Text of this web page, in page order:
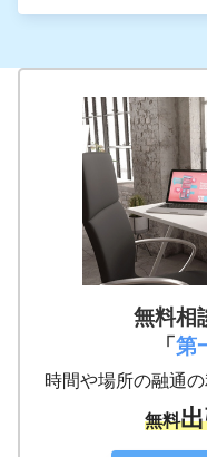
無料相
「第
時間や場所の融通
無料